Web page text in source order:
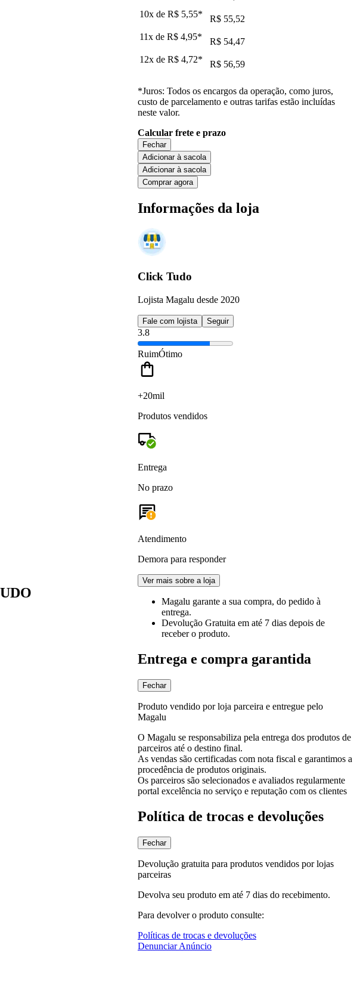
10x de R$ 5,55*
R$ 55,52
11x de R$ 4,95*
R$ 54,47
12x de R$ 4,72* R$ 56,59
*Juros: Todos os encargos da operação, como juros,
custo de parcelamento e outras tarifas estão incluídas
neste valor.
Calcular frete e prazo
Fechar
Adicionar à sacola
Adicionar à sacola
Comprar agora
Informações da loja
Click Tudo
Lojista Magalu desde 2020
Fale com lojista Seguir
3.8
RuimÓtimo
+20mil
Produtos vendidos
Entrega
No prazo
Atendimento
Demora para responder
Ver mais sobre a loja
Magalu garante a sua compra, do pedido à
entrega.
Devolução Gratuita em até 7 dias depois de
receber o produto.
Entrega e compra garantida
Fechar
Produto vendido por loja parceira e entregue pelo
Magalu
O Magalu se responsabiliza pela entrega dos produtos de
parceiros até o destino final.
As vendas são certificadas com nota fiscal e garantimos a
procedência de produtos originais.
Os parceiros são selecionados e avaliados regularmente
portal excelência no serviço e reputação com os clientes
Política de trocas e devoluções
Fechar
Devolução gratuita para produtos vendidos por lojas
parceiras
Devolva seu produto em até 7 dias do recebimento.
Para devolver o produto consulte:
Políticas de trocas e devoluções
Denunciar Anúncio